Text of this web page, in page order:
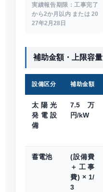
実績報告期限：工事完了
から2か月以内 または 20
27年2月28日
補助金額・上限容量
設備区分 補助金額
太陽光
発電設
備
7.5万
円/kW
蓄電池
(設備費
＋工事
費) × 1/
3